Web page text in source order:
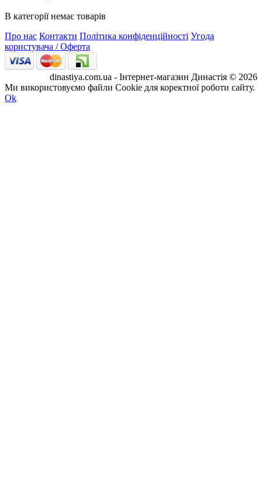
В категорії немає товарів
Про нас Контакти Політика конфіденційності Угода
користувача / Оферта
dinastiya.com.ua - Інтернет-магазин Династія © 2026
Ми використовуємо файли Cookie для коректної роботи сайту.
Ok